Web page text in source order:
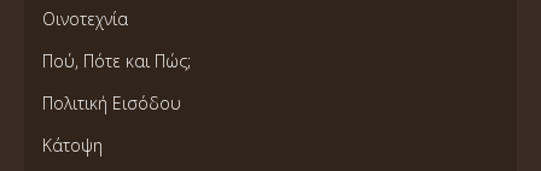
Οινοτεχνία
Πού, Πότε και Πώς;
Πολιτική Εισόδου
Κάτοψη